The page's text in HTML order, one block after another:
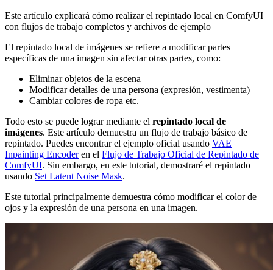
Este artículo explicará cómo realizar el repintado local en ComfyUI
con flujos de trabajo completos y archivos de ejemplo
El repintado local de imágenes se refiere a modificar partes
específicas de una imagen sin afectar otras partes, como:
Eliminar objetos de la escena
Modificar detalles de una persona (expresión, vestimenta)
Cambiar colores de ropa etc.
Todo esto se puede lograr mediante el repintado local de
imágenes. Este artículo demuestra un flujo de trabajo básico de
repintado. Puedes encontrar el ejemplo oficial usando VAE
Inpainting Encoderen el Flujo de Trabajo Oficial de Repintado de
ComfyUI. Sin embargo, en este tutorial, demostraré el repintado
usando Set Latent Noise Mask.
Este tutorial principalmente demuestra cómo modificar el color de
ojos y la expresión de una persona en una imagen.